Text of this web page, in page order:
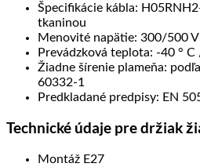
Špecifikácie kábla:
tkaninou
Menovité napätie: 300/500 V
Prevádzková teplota: -40 ° C
Žiadne šírenie plameňa:
60332-1
Predkladané predpisy: EN
Technické údaje pre držiak
Montáž E27